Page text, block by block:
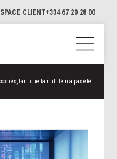
CLIENT+334 67 20 28 00
tant que la nullité n’a pas été